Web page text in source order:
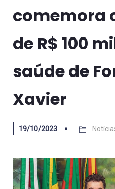
comemora
de R$ 100
saúde de
Xavier
19/10/2023